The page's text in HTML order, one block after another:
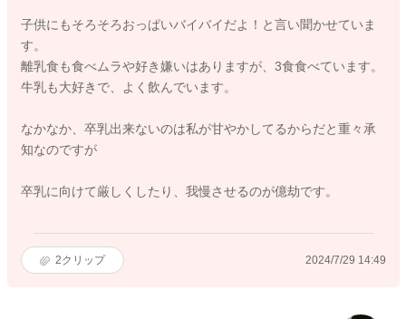
子供にもそろそろおっぱいバイバイだよ！と言い聞かせていま
す。
離乳食も食べムラや好き嫌いはありますが、3食食べています。
牛乳も大好きで、よく飲んでいます。
なかなか、卒乳出来ないのは私が甘やかしてるからだと重々承
知なのですが
卒乳に向けて厳しくしたり、我慢させるのが億劫です。
2クリップ 2024/7/29 14:49